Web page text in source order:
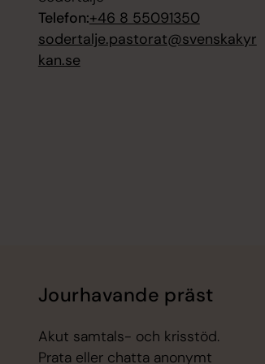
Telefon:+46 8 55091350
sodertalje.pastorat@svenskakyr
kan.se
Jourhavande präst
Akut samtals- och krisstöd.
Prata eller chatta anonymt